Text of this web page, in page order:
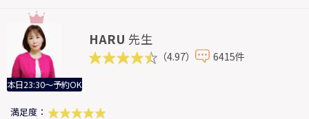
本日23:30～予約OK
HARU 先生
（4.97） 6415件
満足度：